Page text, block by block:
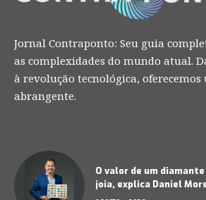
Jornal Contraponto: Seu guia
as complexidades do mundo atual.
à revolução tecnológica,
abrangente.
O valor de um
joia, explica Daniel